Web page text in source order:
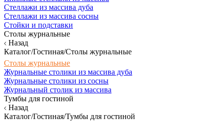
Стеллажи из массива дуба
Стеллажи из массива сосны
Стойки и подставки
Столы журнальные
Назад
Каталог/Гостиная/Столы журнальные
Столы журнальные
Журнальные столики из массива дуба
Журнальные столики из сосны
Журнальный столик из массива
Тумбы для гостиной
Назад
Каталог/Гостиная/Тумбы для гостиной